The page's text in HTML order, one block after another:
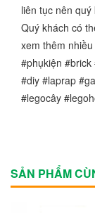
liên tục nên
Quý khách có
xem thêm
#phụkiện
#diy #laprap
#legocây
SẢN PHẨM